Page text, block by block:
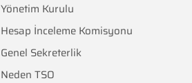
Yönetim Kurulu
Hesap İnceleme Komisyonu
Genel Sekreterlik
Neden TSO